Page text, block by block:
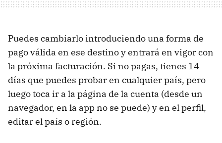
Puedes cambiarlo introduciendo una forma de
pago válida en ese destino y entrará en vigor con
la próxima facturación. Si no pagas, tienes 14
días que puedes probar en cualquier país, pero
luego toca ir a la página de la cuenta (desde un
navegador, en la app no se puede) y en el perfil,
editar el país o región.